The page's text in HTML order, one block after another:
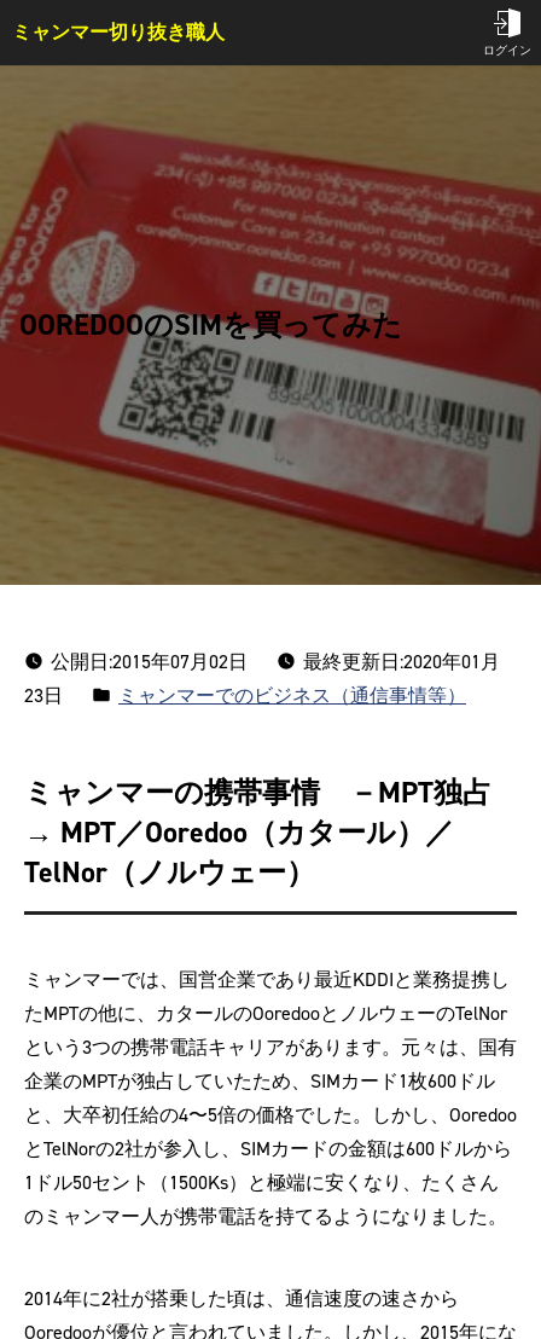
ミャンマー切り抜き職人
ログイン
はじめての方へ
ご依頼方法
よくある質問
TOP
会員特典
事例
コラム
お問い合わせ
OOREDOOのSIMを買ってみた
公開日:2015年07月02日
最終更新日:2020年01月
23日
カ
リ
ー:
ミャンマーでのビジネス（通信事情等）
ミャンマーの携帯事情 －MPT独占
→ MPT／Ooredoo（カタール）／
TelNor（ノルウェー）
ミャンマーでは、国営企業であり最近KDDIと業務提携し
たMPTの他に、カタールのOoredooとノルウェーのTelNor
という3つの携帯電話キャリアがあります。元々は、国有
企業のMPTが独占していたため、SIMカード1枚600ドル
と、大卒初任給の4〜5倍の価格でした。しかし、Ooredoo
とTelNorの2社が参入し、SIMカードの金額は600ドルから
1ドル50セント（1500Ks）と極端に安くなり、たくさん
のミャンマー人が携帯電話を持てるようになりました。
2014年に2社が搭乗した頃は、通信速度の速さから
Ooredooが優位と言われていました。しかし、2015年にな